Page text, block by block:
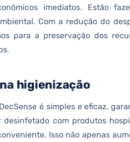
imediatos. Estão
Com a redução do
para a preservação dos
higienização
é simples e eficaz,
desinfetado com produtos
Isso não apenas